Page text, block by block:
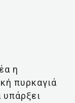
η
πυρκαγιά